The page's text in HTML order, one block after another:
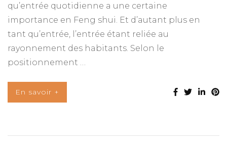
qu’entrée quotidienne a une certaine
importance en Feng shui. Et d’autant plus en
tant qu’entrée, l’entrée étant reliée au
rayonnement des habitants. Selon le
positionnement …
En savoir +